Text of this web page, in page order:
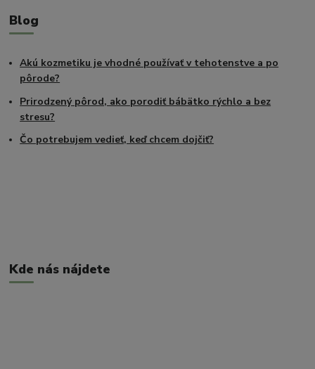
Blog
Akú kozmetiku je vhodné používať v tehotenstve a po
pôrode?
Prirodzený pôrod, ako porodiť bábätko rýchlo a bez
stresu?
Čo potrebujem vedieť, keď chcem dojčiť?
Kde nás nájdete